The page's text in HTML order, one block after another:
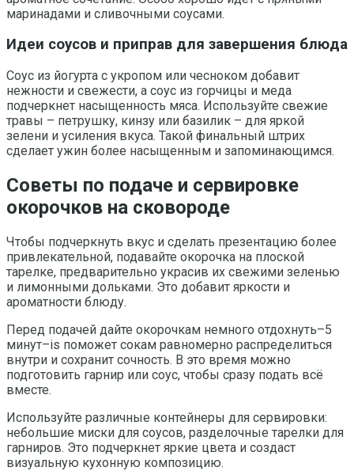
маринадами и сливочными соусами.
Идеи соусов и приправ для завершения блюда
Соус из йогурта с укропом или чесноком добавит
нежности и свежести, а соус из горчицы и меда
подчеркнет насыщенность мяса. Используйте свежие
травы – петрушку, кинзу или базилик – для яркой
зелени и усиления вкуса. Такой финальный штрих
сделает ужин более насыщенным и запоминающимся.
Советы по подаче и сервировке
окорочков на сковороде
Чтобы подчеркнуть вкус и сделать презентацию более
привлекательной, подавайте окорочка на плоской
тарелке, предварительно украсив их свежими зеленью
и лимонными дольками. Это добавит яркости и
ароматности блюду.
Перед подачей дайте окорочкам немного отдохнуть–5
минут–is поможет сокам равномерно распределиться
внутри и сохранит сочность. В это время можно
подготовить гарнир или соус, чтобы сразу подать всё
вместе.
Используйте различные контейнеры для сервировки:
небольшие миски для соусов, разделочные тарелки для
гарниров. Это подчеркнет яркие цвета и создаст
визуальную кухонную композицию.